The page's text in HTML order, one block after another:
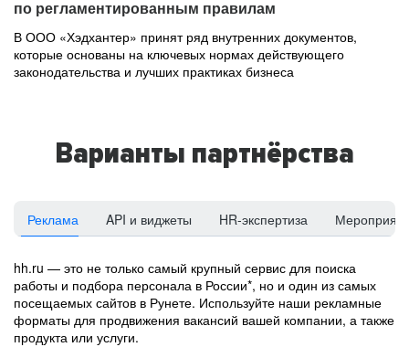
по регламентированным правилам
В ООО «Хэдхантер» принят ряд внутренних документов,
которые основаны на ключевых нормах действующего
законодательства и лучших практиках бизнеса
Варианты партнёрства
Реклама API и виджеты HR-экспертиза
hh.ru — это не только самый крупный сервис для поиска
работы и подбора персонала в России*, но и один из самых
посещаемых сайтов в Рунете. Используйте наши рекламные
форматы для продвижения вакансий вашей компании, а также
продукта или услуги.